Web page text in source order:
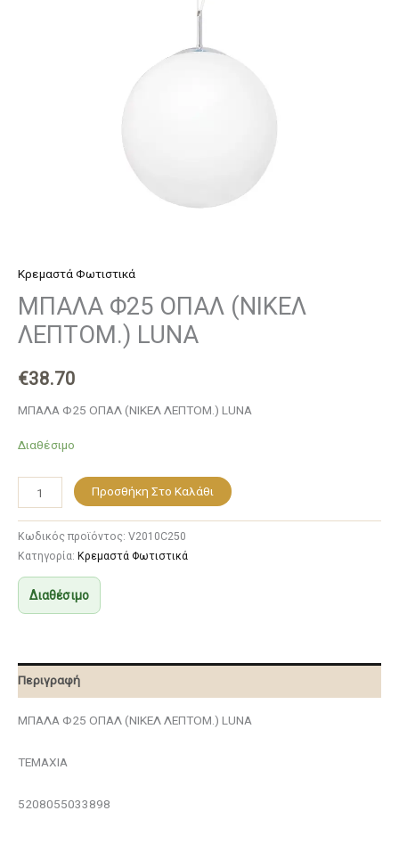
Κρεμαστά Φωτιστικά
ΜΠΑΛΑ Φ25 ΟΠΑΛ (ΝΙΚΕΛ
ΛΕΠΤΟΜ.) LUNA
€38.70
ΜΠΑΛΑ Φ25 ΟΠΑΛ (ΝΙΚΕΛ ΛΕΠΤΟΜ.) LUNA
Διαθέσιμο
Προσθήκη Στο Καλάθι
Κωδικός προϊόντος: V2010C250
Κατηγορία: Κρεμαστά Φωτιστικά
Διαθέσιμο
Περιγραφή
ΜΠΑΛΑ Φ25 ΟΠΑΛ (ΝΙΚΕΛ ΛΕΠΤΟΜ.) LUNA
ΤΕΜΑΧΙΑ
5208055033898